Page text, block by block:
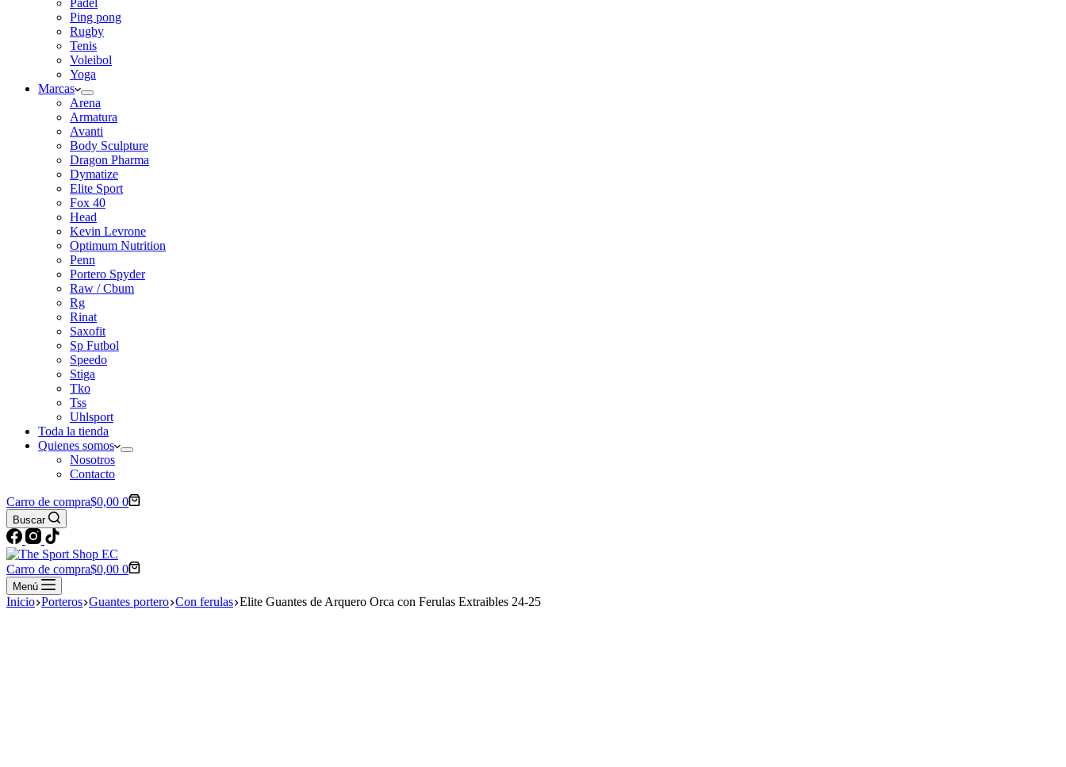
Padel
Ping pong
Rugby
Tenis
Voleibol
Yoga
Marcas
Arena
Armatura
Avanti
Body Sculpture
Dragon Pharma
Dymatize
Elite Sport
Fox 40
Head
Kevin Levrone
Optimum Nutrition
Penn
Portero Spyder
Raw / Cbum
Rg
Rinat
Saxofit
Sp Futbol
Speedo
Stiga
Tko
Tss
Uhlsport
Toda la tienda
Quienes somos
Nosotros
Contacto
Carro de compra$0,00 0
Buscar
Carro de compra$0,00 0
Menú
Inicio Porteros Guantes portero Con ferulas Elite Guantes de Arquero Orca con Ferulas Extraibles 24-25